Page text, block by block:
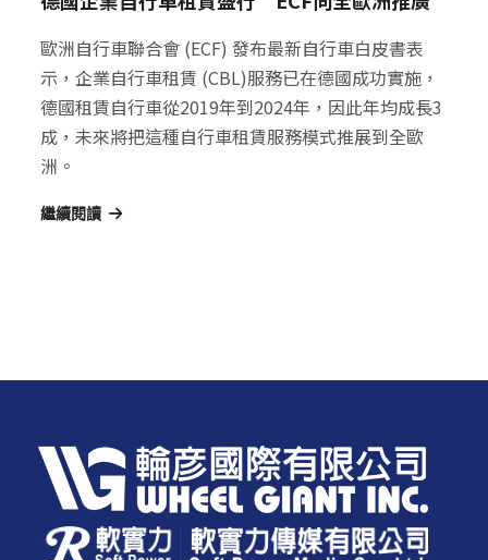
歐洲自行車聯合會 (ECF) 發布最新自行車白皮書表
示，企業自行車租賃 (CBL)服務已在德國成功實施，
德國租賃自行車從2019年到2024年，因此年均成長3
成，未來將把這種自行車租賃服務模式推展到全歐
洲。
繼續閱讀